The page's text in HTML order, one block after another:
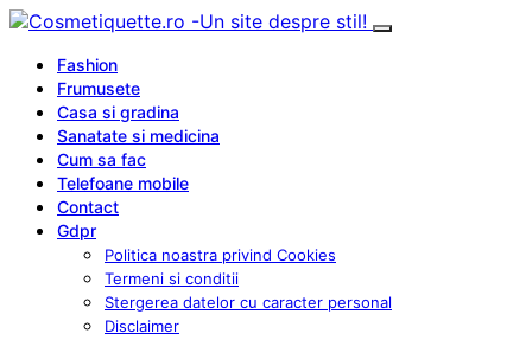
Fashion
Frumusete
Casa si gradina
Sanatate si medicina
Cum sa fac
Telefoane mobile
Contact
Gdpr
Politica noastra privind Cookies
Termeni si conditii
Stergerea datelor cu caracter personal
Disclaimer